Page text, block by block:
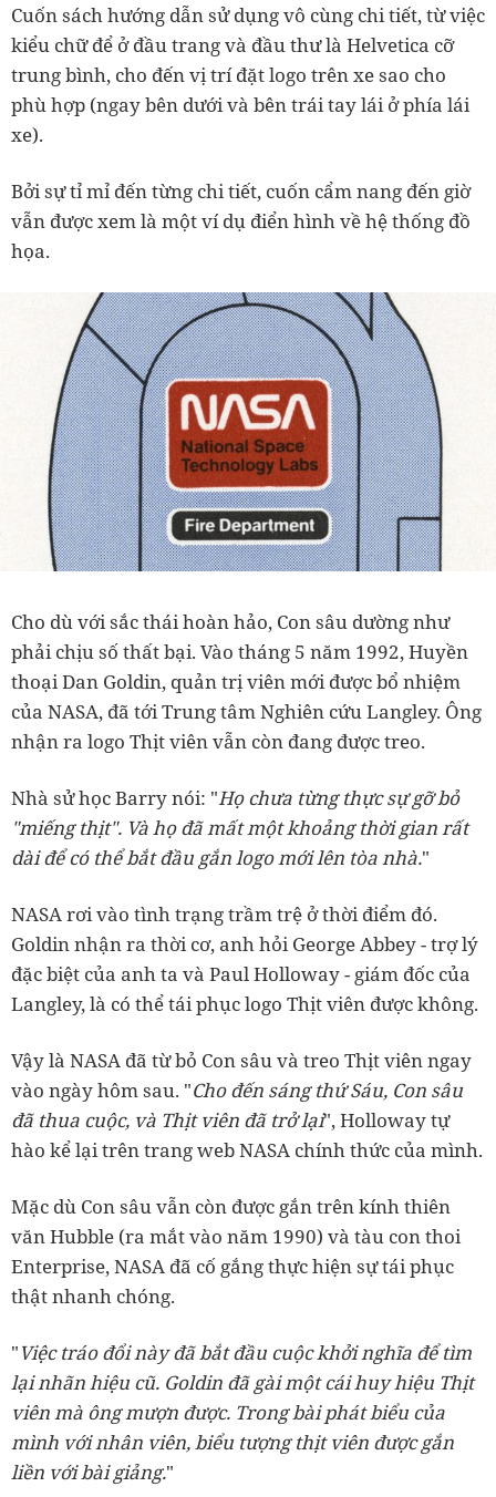
Cuốn sách hướng dẫn sử dụng vô cùng chi tiết, từ việc
kiểu chữ để ở đầu trang và đầu thư là Helvetica cỡ
trung bình, cho đến vị trí đặt logo trên xe sao cho
phù hợp (ngay bên dưới và bên trái tay lái ở phía lái
xe).
Bởi sự tỉ mỉ đến từng chi tiết, cuốn cẩm nang đến giờ
vẫn được xem là một ví dụ điển hình về hệ thống đồ
họa.
Cho dù với sắc thái hoàn hảo, Con sâu dường như
phải chịu số thất bại. Vào tháng 5 năm 1992, Huyền
thoại Dan Goldin, quản trị viên mới được bổ nhiệm
của NASA, đã tới Trung tâm Nghiên cứu Langley. Ông
nhận ra logo Thịt viên vẫn còn đang được treo.
Nhà sử học Barry nói: "Họ chưa từng thực sự gỡ bỏ
"miếng thịt". Và họ đã mất một khoảng thời gian rất
dài để có thể bắt đầu gắn logo mới lên tòa nhà."
NASA rơi vào tình trạng trầm trệ ở thời điểm đó.
Goldin nhận ra thời cơ, anh hỏi George Abbey - trợ lý
đặc biệt của anh ta và Paul Holloway - giám đốc của
Langley, là có thể tái phục logo Thịt viên được không.
Vậy là NASA đã từ bỏ Con sâu và treo Thịt viên ngay
vào ngày hôm sau. "Cho đến sáng thứ Sáu, Con sâu
đã thua cuộc, và Thịt viên đã trở lại", Holloway tự
hào kể lại trên trang web NASA chính thức của mình.
Mặc dù Con sâu vẫn còn được gắn trên kính thiên
văn Hubble (ra mắt vào năm 1990) và tàu con thoi
Enterprise, NASA đã cố gắng thực hiện sự tái phục
thật nhanh chóng.
"Việc tráo đổi này đã bắt đầu cuộc khởi nghĩa để tìm
lại nhãn hiệu cũ. Goldin đã gài một cái huy hiệu Thịt
viên mà ông mượn được. Trong bài phát biểu của
mình với nhân viên, biểu tượng thịt viên được gắn
liền với bài giảng."